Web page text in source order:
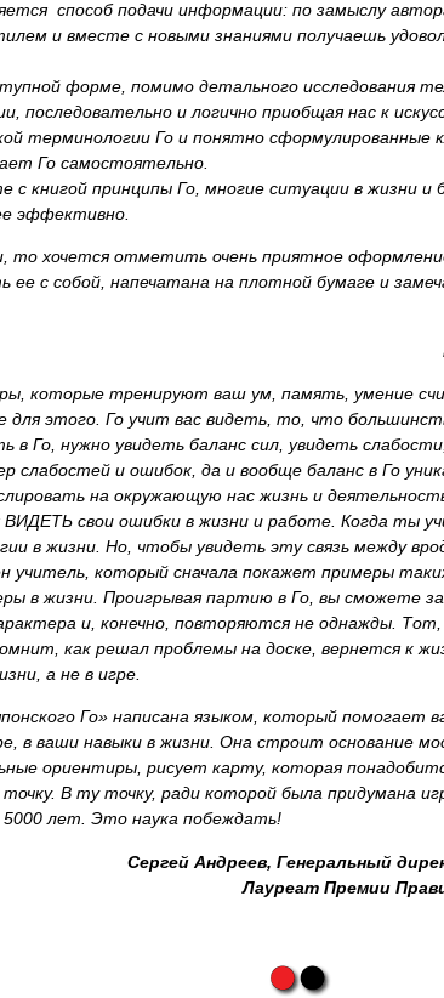
способ подачи информации: по замыслу
и вместе с новыми знаниями получаешь
форме, помимо детального исследования
последовательно и логично приобщая нас к
терминологии Го и понятно сформулированные
Го самостоятельно.
с книгой принципы Го, многие ситуации в жизни и
эффективно.
то хочется отметить очень приятное
ее с собой, напечатана на плотной бумаге и
которые тренируют ваш ум, память, умение
для этого. Го учит вас видеть, то, что
в Го, нужно увидеть баланс сил, увидеть
слабостей и ошибок, да и вообще баланс в Го
на окружающую нас жизнь и
ВИДЕТЬ свои ошибки в жизни и работе. Когда ты
в жизни. Но, чтобы увидеть эту связь между
учитель, который сначала покажет примеры
в жизни. Проигрывая партию в Го, вы сможете
и, конечно, повторяются не однажды.
как решал проблемы на доске, вернется к
а не в игре.
Го» написана языком, который помогает
в ваши навыки в жизни. Она строит основание
ориентиры, рисует карту, которая
В ту точку, ради которой была придумана
лет. Это наука побеждать!
Сергей Андреев, Генеральный
Лауреат Премии